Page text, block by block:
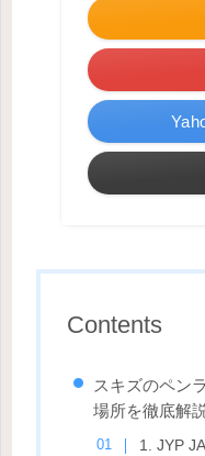
Contents
スキズのペン
場所を徹底解
1. JYP